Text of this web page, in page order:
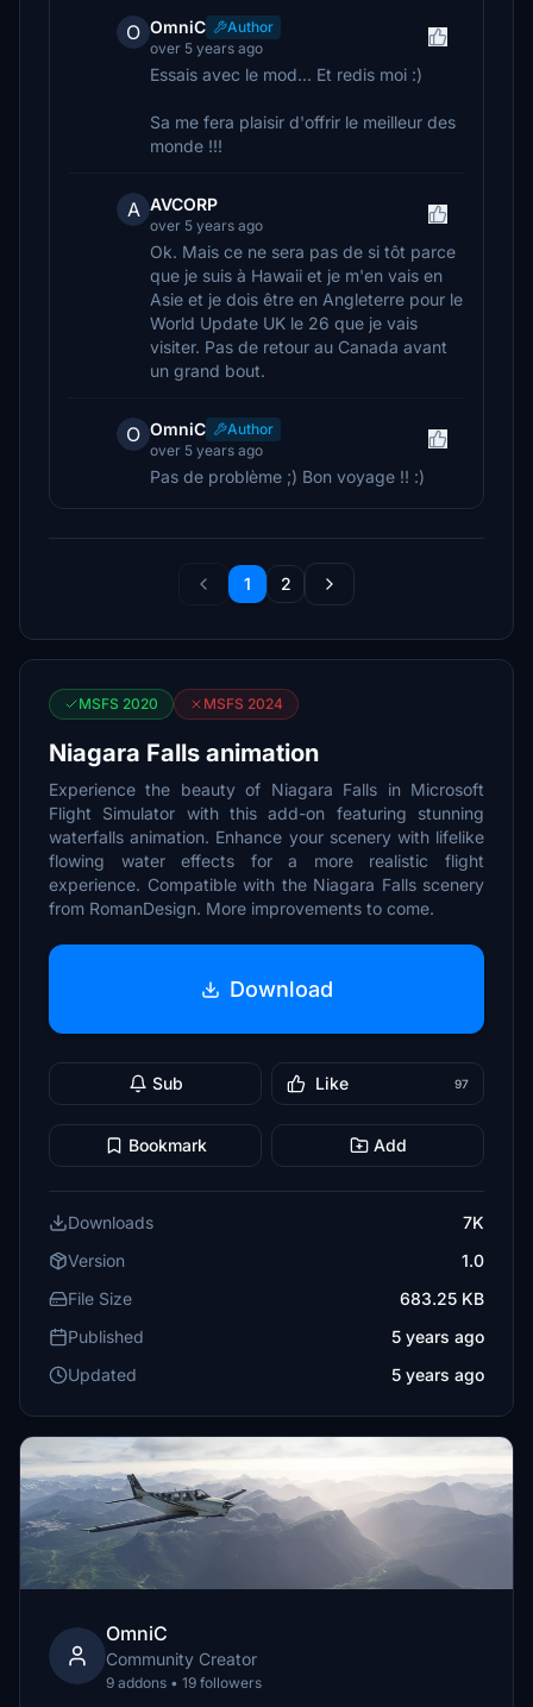
O OmniC
Author
over 5 years ago
Essais avec le mod... Et redis moi :)
Sa me fera plaisir d'offrir le meilleur des
monde !!!
A AVCORP
over 5 years ago
Ok. Mais ce ne sera pas de si tôt parce
que je suis à Hawaii et je m'en vais en
Asie et je dois être en Angleterre pour le
World Update UK le 26 que je vais
visiter. Pas de retour au Canada avant
un grand bout.
O OmniC
Author
over 5 years ago
Pas de problème ;) Bon voyage !! :)
1 2
MSFS 2020 MSFS 2024
Niagara Falls animation
Experience the beauty of Niagara Falls in Microsoft
Flight Simulator with this add-on featuring stunning
waterfalls animation. Enhance your scenery with lifelike
flowing water effects for a more realistic flight
experience. Compatible with the Niagara Falls scenery
from RomanDesign. More improvements to come.
Download
Sub Like 97
Bookmark Add
Downloads
7K
Version
1.0
File Size
683.25 KB
Published
5 years ago
Updated
5 years ago
OmniC
Community Creator
9 addons • 19 followers